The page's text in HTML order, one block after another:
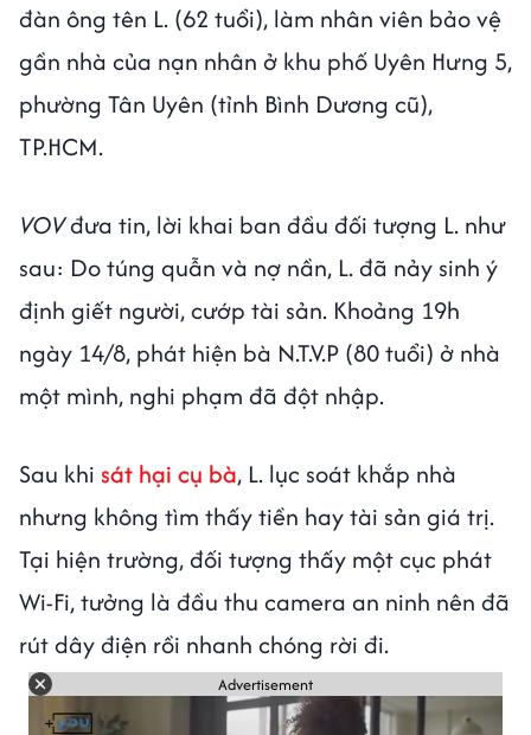
đàn ông tên L. (62 tuổi), làm nhân viên bảo vệ
gần nhà của nạn nhân ở khu phố Uyên Hưng 5,
phường Tân Uyên (tỉnh Bình Dương cũ),
TP.HCM.
VOVđưa tin, lời khai ban đầu đối tượng L. như
sau: Do túng quẫn và nợ nần, L. đã nảy sinh ý
định giết người, cướp tài sản. Khoảng 19h
ngày 14/8, phát hiện bà N.T.V.P (80 tuổi) ở nhà
một mình, nghi phạm đã đột nhập.
Sau khi sát hại cụ bà, L. lục soát khắp nhà
nhưng không tìm thấy tiền hay tài sản giá trị.
Tại hiện trường, đối tượng thấy một cục phát
Wi-Fi, tưởng là đầu thu camera an ninh nên đã
rút dây điện rồi nhanh chóng rời đi.
Advertisement